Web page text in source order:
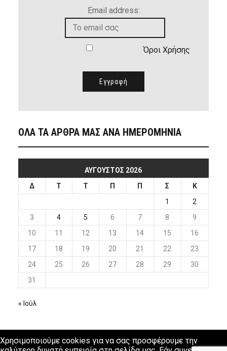
Email address:
Όροι Χρήσης
ΟΛΑ ΤΑ ΑΡΘΡΑ ΜΑΣ ΑΝΑ ΗΜΕΡΟΜΗΝΙΑ
ΑΎΓΟΥΣΤΟΣ 2026
Δ
Τ Τ Π Π Σ
Κ
1
2
3
4 5 6 7 8
9
10
11 12 13 14 15
16
17
18 19 20 21 22
23
24
25 26 27 28 29
30
31
« Ιούλ
Χρησιμοποιούμε cookies για να σας προσφέρουμε την